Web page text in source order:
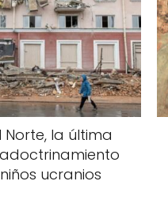
la última
ucranios